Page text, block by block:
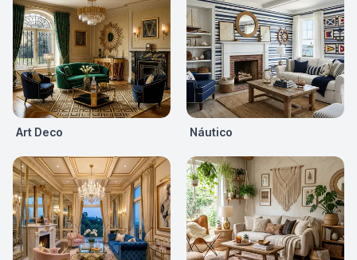
Art Deco Náutico